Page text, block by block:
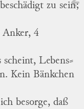
zu sein;
Anker, 4
scheint, Lebens⸗
Kein Bänkchen
besorge, daß